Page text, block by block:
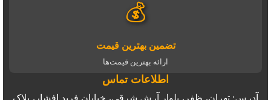
💰
تضمین بهترین قیمت
ارائه بهترین قیمت‌ها
اطلاعات تماس